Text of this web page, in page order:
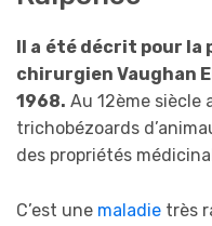
Il a été décrit pour la
chirurgien Vaughan
1968. Au 12ème siècle
trichobézoards
des propriétés
C’est une maladie très